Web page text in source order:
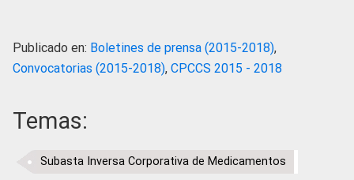
Publicado en: Boletines de prensa (2015-2018),
Convocatorias (2015-2018), CPCCS 2015 - 2018
Temas:
Subasta Inversa Corporativa de Medicamentos